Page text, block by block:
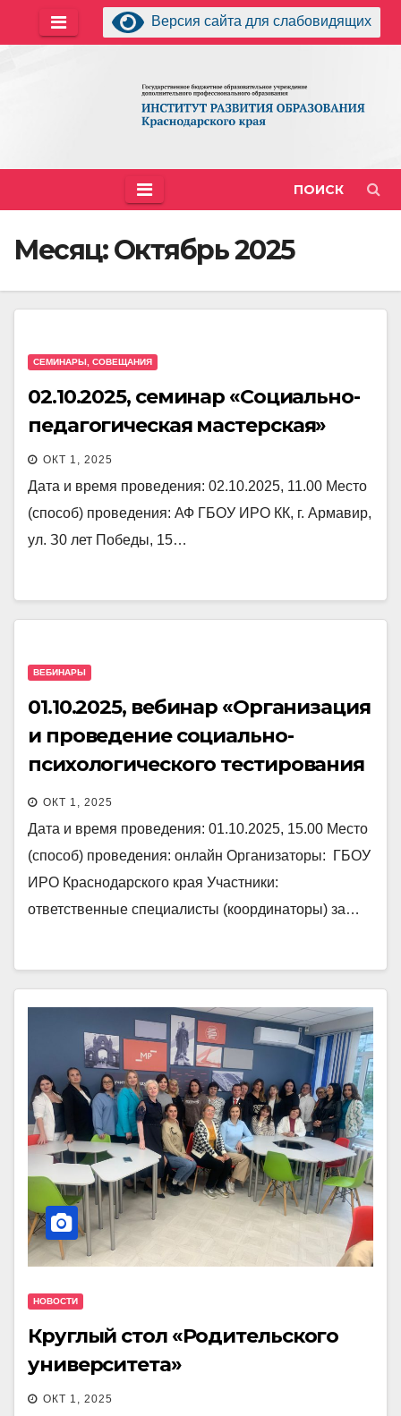
Версия сайта для слабовидящих
ПОИСК
Месяц:Октябрь 2025
СЕМИНАРЫ, СОВЕЩАНИЯ
02.10.2025, семинар «Социально-
педагогическая мастерская»
ОКТ 1, 2025
Дата и время проведения: 02.10.2025, 11.00 Место
(способ) проведения: АФ ГБОУ ИРО КК, г. Армавир,
ул. З0 лет Победы, 15…
ВЕБИНАРЫ
01.10.2025, вебинар «Организация
и проведение социально-
психологического тестирования
в 2025-2026 учебном году»
ОКТ 1, 2025
Дата и время проведения: 01.10.2025, 15.00 Место
(способ) проведения: онлайн Организаторы: ГБОУ
ИРО Краснодарского края Участники:
ответственные специалисты (координаторы) за…
НОВОСТИ
Круглый стол «Родительского
университета»
ОКТ 1, 2025